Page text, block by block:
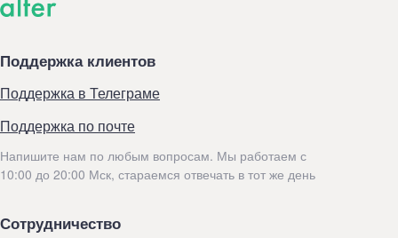
Поддержка клиентов
Поддержка в Телеграме
Поддержка по почте
Напишите нам по любым вопросам. Мы работаем с
10:00 до 20:00 Мск, стараемся отвечать в тот же день
Сотрудничество